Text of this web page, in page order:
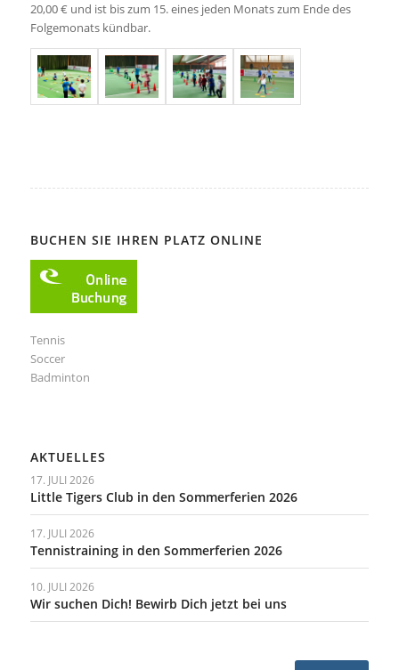
20,00 € und ist bis zum 15. eines jeden Monats zum Ende des
Folgemonats kündbar.
BUCHEN SIE IHREN PLATZ ONLINE
Tennis
Soccer
Badminton
AKTUELLES
17. JULI 2026
Little Tigers Club in den Sommerferien 2026
17. JULI 2026
Tennistraining in den Sommerferien 2026
10. JULI 2026
Wir suchen Dich! Bewirb Dich jetzt bei uns